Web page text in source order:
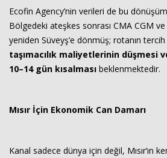
Ecofin Agency’nin verileri de bu
Bölgedeki ateşkes sonrası CMA CGM
yeniden Süveyş’e dönmüş; rotanın
taşımacılık maliyetlerinin düşmesi
10–14 gün kısalması beklenmektedir.
Mısır İçin Ekonomik Can Damarı
Kanal sadece dünya için değil, Mısır’ın